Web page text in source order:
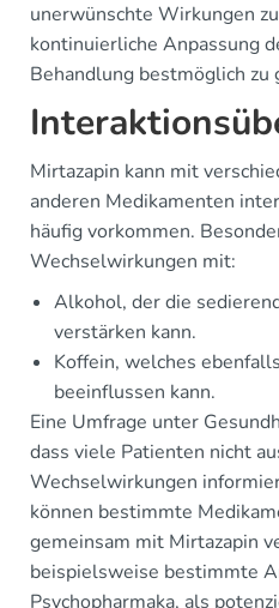
unerwünschte Wirkungen
kontinuierliche Anpassung
Behandlung bestmöglich zu
Mirtazapin kann mit
anderen Medikamenten
häufig vorkommen.
Wechselwirkungen mit:
Alkohol, der die
verstärken kann.
Koffein, welches
beeinflussen kann.
Eine Umfrage unter
dass viele Patienten nicht
Wechselwirkungen
können bestimmte
gemeinsam mit Mirtazapin
beispielsweise bestimmte
Psychopharmaka, als